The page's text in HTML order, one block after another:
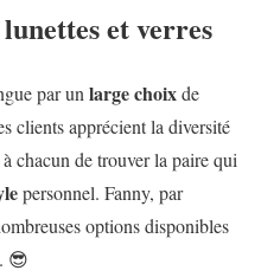
et verres
par unlarge choixde
clients apprécient la diversité
chacun de trouver la paire qui
personnel. Fanny, par
options disponibles
😎